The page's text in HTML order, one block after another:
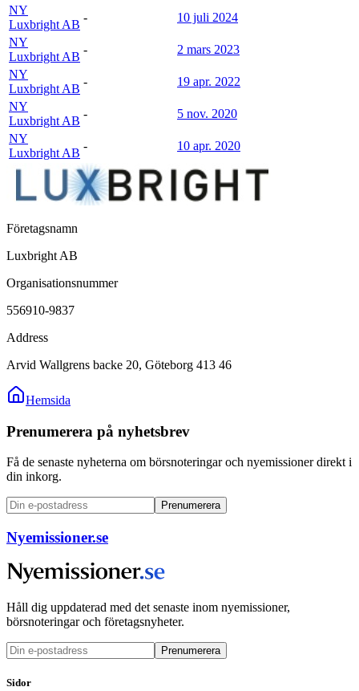
NY
Luxbright AB
-
10 juli 2024
NY
Luxbright AB
-
2 mars 2023
NY
Luxbright AB
-
19 apr. 2022
NY
Luxbright AB
-
5 nov. 2020
NY
Luxbright AB
- 10 apr. 2020
Företagsnamn
Luxbright AB
Organisationsnummer
556910-9837
Address
Arvid Wallgrens backe 20, Göteborg 413 46
Hemsida
Prenumerera på nyhetsbrev
Få de senaste nyheterna om börsnoteringar och nyemissioner direkt i
din inkorg.
Prenumerera
Nyemissioner.se
Håll dig uppdaterad med det senaste inom nyemissioner,
börsnoteringar och företagsnyheter.
Prenumerera
Sidor